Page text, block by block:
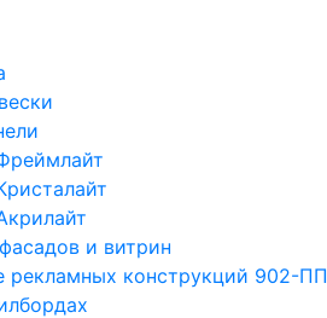
и витрин
рекламных конструкций 902-ПП